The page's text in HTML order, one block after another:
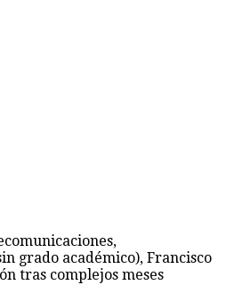
grado académico), Francisco
tras complejos meses